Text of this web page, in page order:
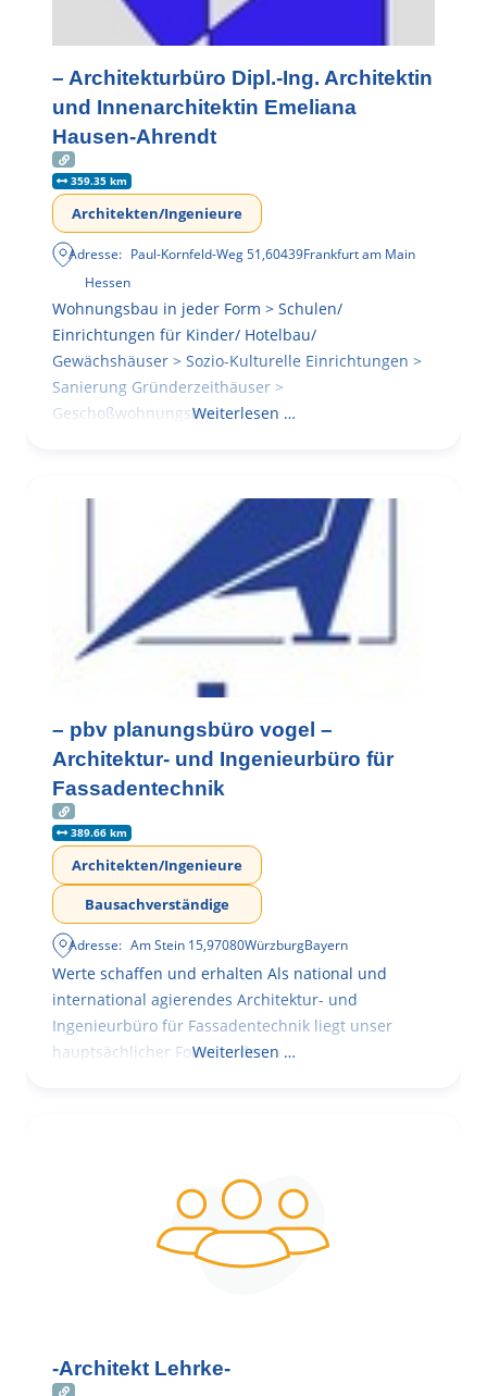
– Architekturbüro Dipl.-Ing. Architektin
und Innenarchitektin Emeliana
Hausen-Ahrendt
359.35 km
Architekten/Ingenieure
Adresse: Paul-Kornfeld-Weg 51,60439Frankfurt am Main
Hessen
Wohnungsbau in jeder Form > Schulen/
Einrichtungen für Kinder/ Hotelbau/
Gewächshäuser > Sozio-Kulturelle Einrichtungen >
Sanierung Gründerzeithäuser >
GeschoßwohnungsbauWeiterlesen …
– pbv planungsbüro vogel –
Architektur- und Ingenieurbüro für
Fassadentechnik
389.66 km
Architekten/Ingenieure
Bausachverständige
Adresse: Am Stein 15,97080WürzburgBayern
Werte schaffen und erhalten Als national und
international agierendes Architektur- und
Ingenieurbüro für Fassadentechnik liegt unser
hauptsächlicher Fokus in der
Weiterlesen …
-Architekt Lehrke-